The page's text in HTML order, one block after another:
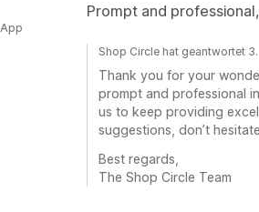
Prompt and
Shop Circle hat geantwortet
Thank you for your
prompt and professional
us to keep providing
suggestions, don’t
Best regards,
The Shop Circle Team